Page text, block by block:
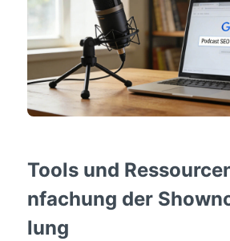
Tools und
nfachung der
lung